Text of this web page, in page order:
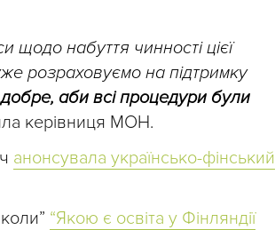
набуття чинності цієї
розраховуємо на підтримку
аби всі процедури були
керівниця МОН.
анонсувала українсько-фінський
“Якою є освіта у Фінляндії